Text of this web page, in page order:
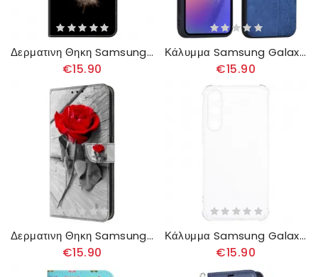
Δερματινη Θηκη Samsung Galaxy A55 5g Δύο Φτερά
€15.90
Κάλυμμα Samsung Galaxy A55 5g Azns
€15.90
Δερματινη Θηκη Samsung Galaxy A55 5g Ροζ Σιλικόνης
€15.90
Κάλυμμα Samsung Galaxy A55 5g Διαφανές Σιλικόνης
€15.90